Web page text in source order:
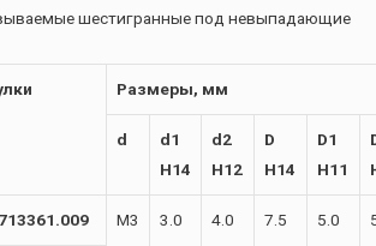
шестигранные под невыпадающие
Размеры, мм
d
d1
H14
d2
H12
D
H14
D1
H11
М3 3.0 4.0 7.5 5.0